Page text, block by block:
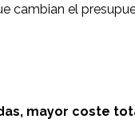
el
mayor coste